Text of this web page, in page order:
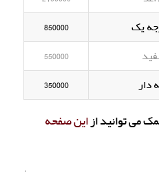
یک
850000
550000
دار
350000
می توانید ازاین صفحه